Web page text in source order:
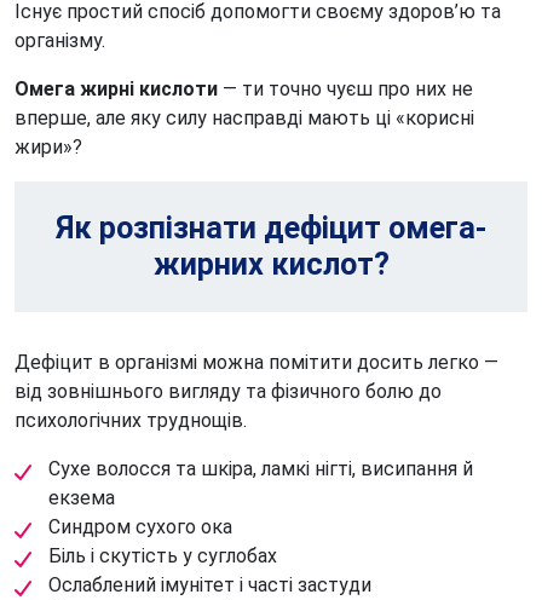
Існує простий спосіб допомогти своєму здоров’ю та
організму.
Омега жирні кислоти — ти точно чуєш про них не
вперше, але яку силу насправді мають ці «корисні
жири»?
Як розпізнати дефіцит омега-
жирних кислот?
Дефіцит в організмі можна помітити досить легко —
від зовнішнього вигляду та фізичного болю до
психологічних труднощів.
Сухе волосся та шкіра, ламкі нігті, висипання й
екзема
Синдром сухого ока
Біль і скутість у суглобах
Ослаблений імунітет і часті застуди